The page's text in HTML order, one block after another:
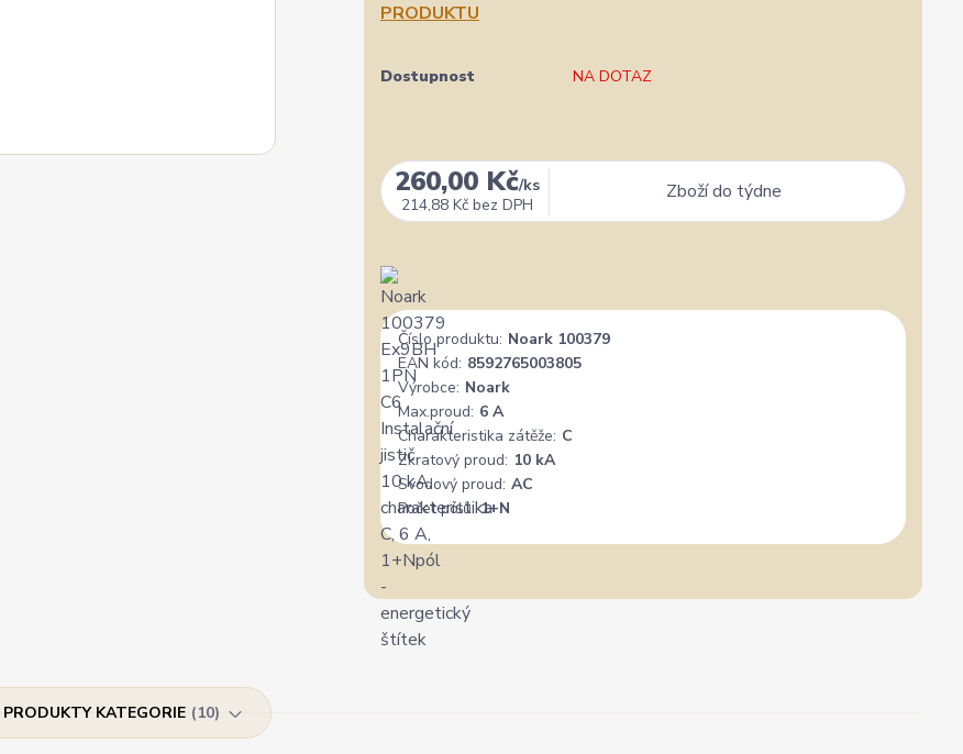
PRODUKTU
Dostupnost NA DOTAZ
260,00 Kč/ks
214,88 Kč bez DPH
Zboží do týdne
Číslo produktu: Noark 100379
EAN kód: 8592765003805
Výrobce: Noark
Max.proud: 6 A
Charakteristika zátěže: C
Zkratový proud: 10 kA
Svodový proud: AC
Počet pólů: 1+N
PRODUKTY KATEGORIE 10